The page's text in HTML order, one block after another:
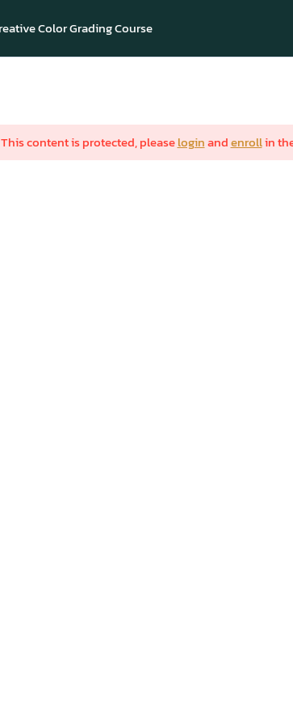
Home Shop
Creative Color Grading Course
This content is protected, pleaseloginandenrollin